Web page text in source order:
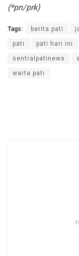
(*pn/prk)
Tags: berita pati
pati pati hari ini
sentralpatinews
warta pati